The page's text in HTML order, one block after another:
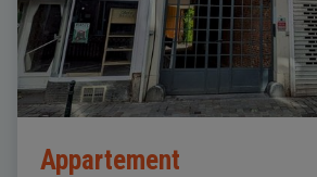
Appartement